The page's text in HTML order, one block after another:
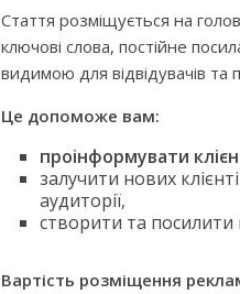
Стаття розміщується на
ключові слова, постійне
видимою для відвідувачів та
Це допоможе вам:
проінформувати
залучити нових
аудиторії,
створити та
Вартість розміщення